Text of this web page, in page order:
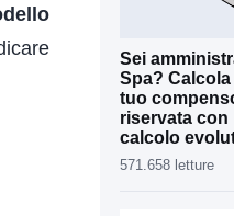
Sei
Spa? Calcola
tuo
riservata
calcolo
571.658 letture